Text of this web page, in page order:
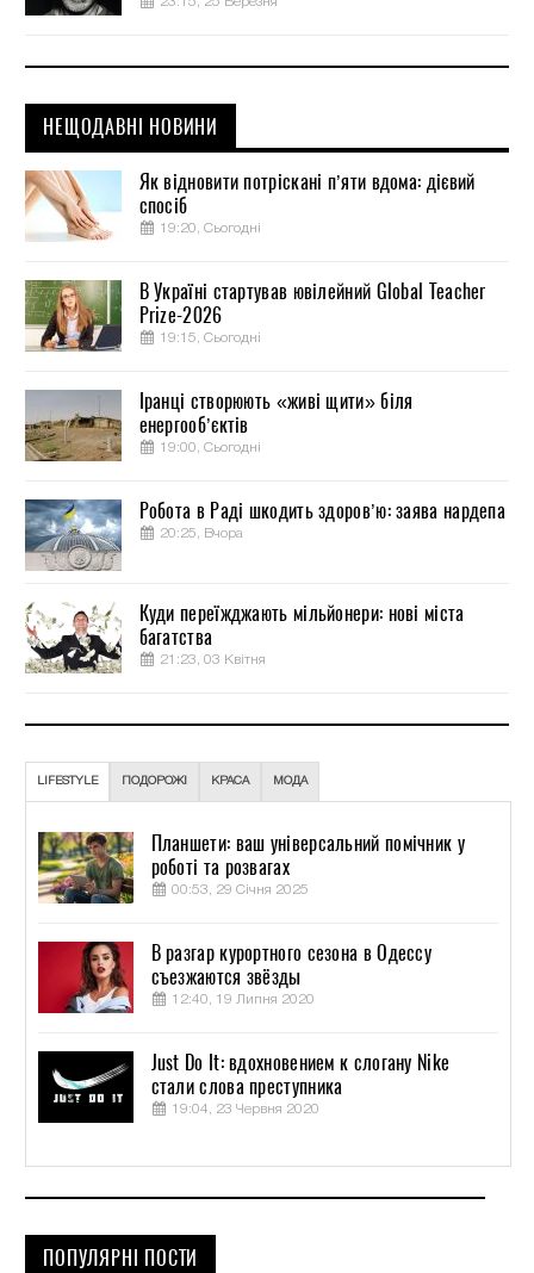
НЕЩОДАВНІ НОВИНИ
Як відновити потріскані п’яти вдома: дієвий
спосіб
19:20, Сьогодні
В Україні стартував ювілейний Global Teacher
Prize-2026
19:15, Сьогодні
Іранці створюють «живі щити» біля
енергооб’єктів
19:00, Сьогодні
Робота в Раді шкодить здоров’ю: заява нардепа
20:25, Вчора
Куди переїжджають мільйонери: нові міста
багатства
21:23, 03 Квітня
LIFESTYLE ПОДОРОЖІ КРАСА МОДА
Планшети: ваш універсальний помічник у
роботі та розвагах
00:53, 29 Січня 2025
В разгар курортного сезона в Одессу
съезжаются звёзды
12:40, 19 Липня 2020
Just Do It: вдохновением к слогану Nike
стали слова преступника
19:04, 23 Червня 2020
ПОПУЛЯРНІ ПОСТИ